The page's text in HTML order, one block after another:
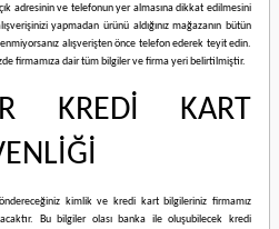
adresinin ve telefonun yer almasına dikkat edilmesini
yapmadan ürünü aldığınız mağazanın bütün
alışverişten önce telefon ederek teyit edin.
firmamıza dair tüm bilgiler ve firma yeri belirtilmiştir.
KREDİ KART
kimlik ve kredi kart bilgileriniz firmamız
Bu bilgiler olası banka ile oluşubilecek kredi